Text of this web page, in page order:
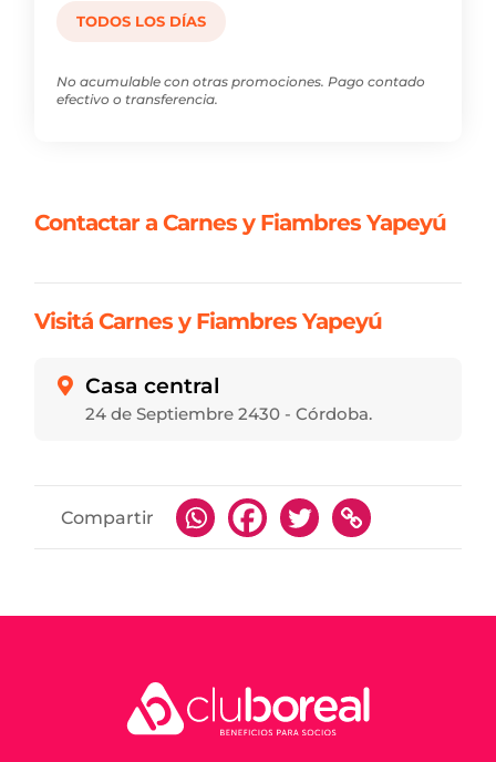
TODOS LOS DÍAS
No acumulable con otras promociones. Pago contado
efectivo o transferencia.
Contactar a Carnes y Fiambres Yapeyú
Visitá Carnes y Fiambres Yapeyú
 Casa central
24 de Septiembre 2430 - Córdoba.
Compartir